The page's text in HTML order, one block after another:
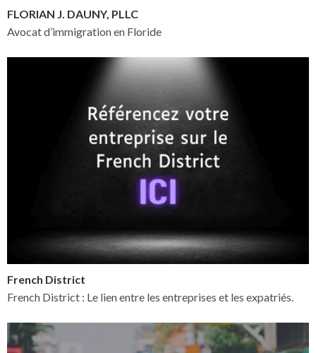
FLORIAN J. DAUNY, PLLC
Avocat d’immigration en Floride
French District
French District : Le lien entre les entreprises et les expatriés.